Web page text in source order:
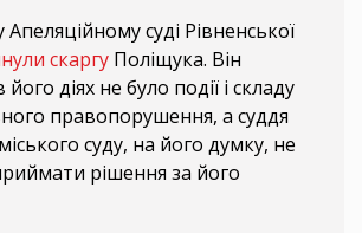
суді Рівненської
скаргу Поліщука. Він
діях не було події і складу
правопорушення, а суддя
суду, на його думку, не
рішення за його